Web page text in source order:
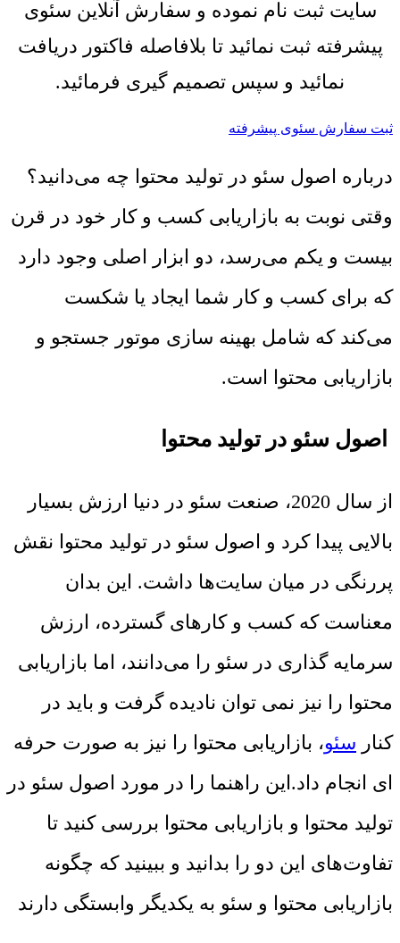
سایت ثبت نام نموده و سفارش آنلاین سئوی
پیشرفته ثبت نمائید تا بلافاصله فاکتور دریافت
نمائید و سپس تصمیم گیری فرمائید.
ثبت سفارش سئوی پیشرفته
درباره اصول سئو در تولید محتوا چه می‌دانید؟
وقتی نوبت به بازاریابی کسب و کار خود در قرن
بیست و یکم می‌رسد، دو ابزار اصلی وجود دارد
که برای کسب و کار شما ایجاد یا شکست
می‌کند که شامل بهینه سازی موتور جستجو و
بازاریابی محتوا است.
اصول سئو در تولید محتوا
از سال 2020، صنعت سئو در دنیا ارزش بسیار
بالایی پیدا کرد و اصول سئو در تولید محتوا نقش
پررنگی در میان سایت‌ها داشت. این بدان
معناست که کسب و کارهای گسترده، ارزش
سرمایه گذاری در سئو را می‌دانند، اما بازاریابی
محتوا را نیز نمی توان نادیده گرفت و باید در
کنار سئو، بازاریابی محتوا را نیز به صورت حرفه
ای انجام داد.این راهنما را در مورد اصول سئو در
تولید محتوا و بازاریابی محتوا بررسی کنید تا
تفاوت‌های این دو را بدانید و ببینید که چگونه
بازاریابی محتوا و سئو به یکدیگر وابستگی دارند